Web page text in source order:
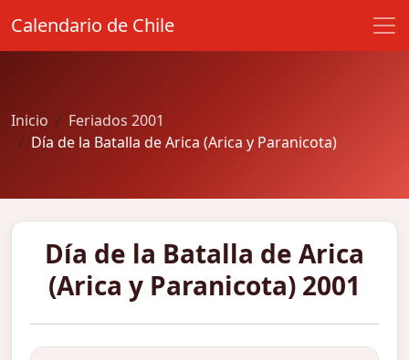
Calendario de Chile
Inicio
Feriados 2001
Día de la Batalla de Arica (Arica y Paranicota)
Día de la Batalla de Arica
(Arica y Paranicota) 2001